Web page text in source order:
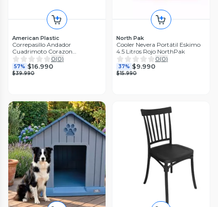
American Plastic
Correpasillo Andador
Cuadrimoto Corazon
48x27x31Cm 0(0)
57% $16.990
$39.990
North Pak
Cooler Nevera Portátil Eskimo
4.5 Litros Rojo NorthPak
0(0)
37% $9.990
$15.990